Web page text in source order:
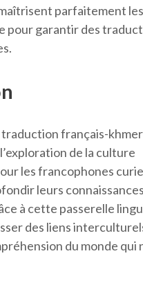
parfaitement
pour garantir des
traduction français-
de la culture
les francophones
leurs connaissances
à cette passerelle
des liens
du monde qui